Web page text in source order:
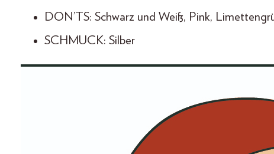
DON’TS: Schwarz und Weiß, Pink,
SCHMUCK: Silber